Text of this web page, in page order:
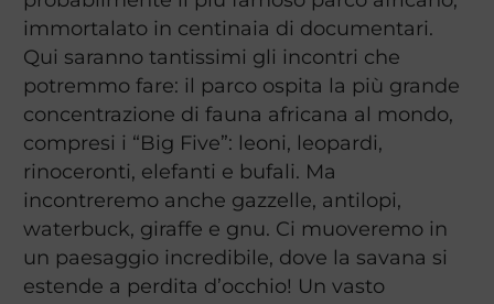
immortalato in centinaia di documentari.
Qui saranno tantissimi gli incontri che
potremmo fare: il parco ospita la più grande
concentrazione di fauna africana al mondo,
compresi i “Big Five”: leoni, leopardi,
rinoceronti, elefanti e bufali. Ma
incontreremo anche gazzelle, antilopi,
waterbuck, giraffe e gnu. Ci muoveremo in
un paesaggio incredibile, dove la savana si
estende a perdita d’occhio! Un vasto